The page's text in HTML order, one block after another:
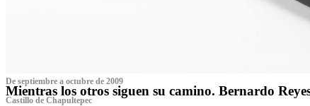
De septiembre a octubre de 2009
Mientras los otros siguen su camino. Bernardo
Castillo de Chapultepec